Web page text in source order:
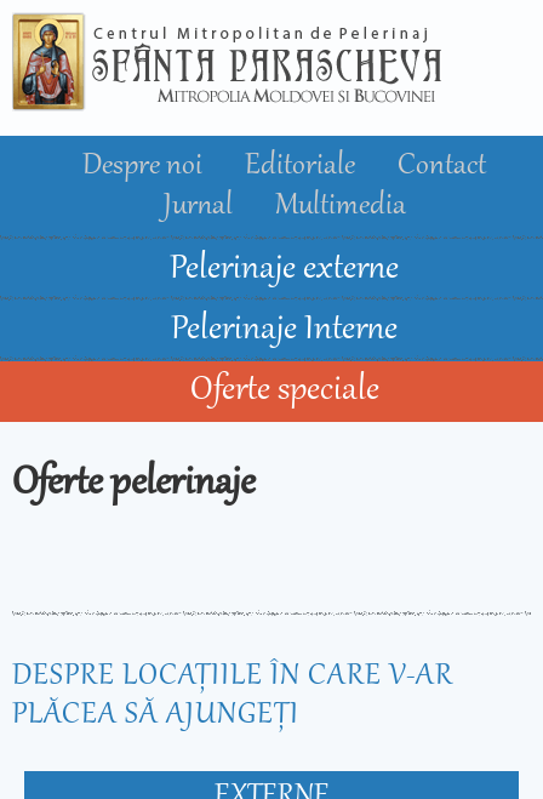
conţinutul
principal
Despre noi Editoriale
Contact
Jurnal
Multimedia
Pelerinaje externe
Pelerinaje Interne
Oferte speciale
Oferte pelerinaje
DESPRE LOCAŢIILE ÎN CARE V-AR
PLĂCEA SĂ AJUNGEŢI